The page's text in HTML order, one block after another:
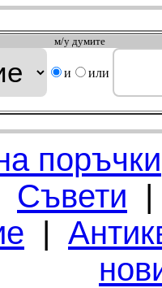
м/у думите
и или
поръчки
Съвети
|